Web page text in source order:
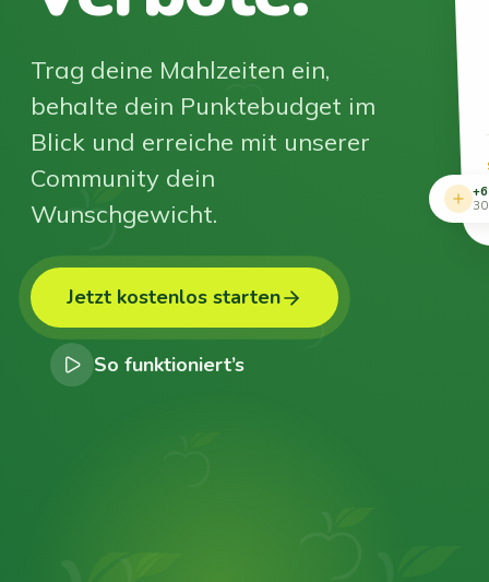
Trag deine Mahlzeiten ein,
behalte dein Punktebudget im
Blick und erreiche mit unserer
Community dein
Wunschgewicht.
Jetzt kostenlos starten
So funktioniert’s